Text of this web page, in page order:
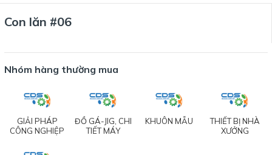
Con lăn #06
Nhóm hàng thường mua
GIẢI PHÁP
CÔNG NGHIỆP
ĐỒ GÁ-JIG, CHI
TIẾT MÁY
KHUÔN MẪU
THIẾT BỊ NHÀ
XƯỞNG